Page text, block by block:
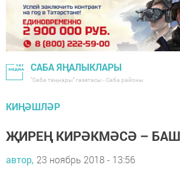
САБА ЯҢАЛЫКЛАРЫ
"Саба таңнары" газетасы - Саба районы
КИҢӘШЛӘР
ҖИРЕҢ КИРӘКМӘСӘ – БАШ
автор, 23 ноябрь 2018 - 13:56